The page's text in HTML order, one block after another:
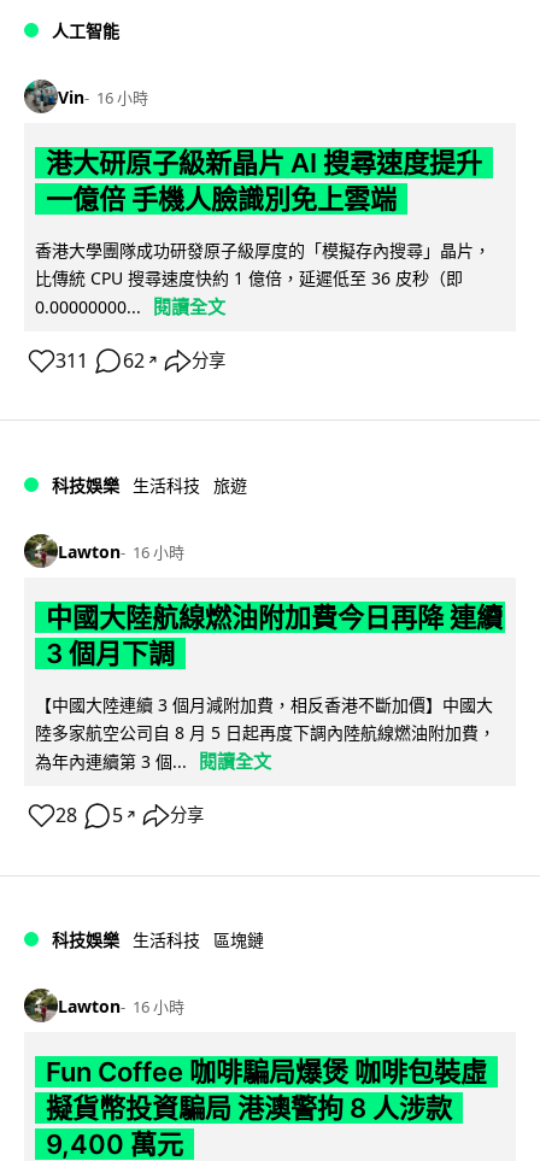
人工智能
Vin 16 小時
港大研原子級新晶片 AI 搜尋速度提升
一億倍 手機人臉識別免上雲端
香港大學團隊成功研發原子級厚度的「模擬存內搜尋」晶片，
比傳統 CPU 搜尋速度快約 1 億倍，延遲低至 36 皮秒（即
0.00000000...
閱讀全文
311 62 ↗ 分享
科技娛樂 生活科技 旅遊
Lawton 16 小時
中國大陸航線燃油附加費今日再降 連續
3 個月下調
【中國大陸連續 3 個月減附加費，相反香港不斷加價】中國大
陸多家航空公司自 8 月 5 日起再度下調內陸航線燃油附加費，
為年內連續第 3 個...
閱讀全文
28 5 ↗ 分享
科技娛樂 生活科技 區塊鏈
Lawton 16 小時
Fun Coffee 咖啡騙局爆煲 咖啡包裝虛
擬貨幣投資騙局 港澳警拘 8 人涉款
9,400 萬元